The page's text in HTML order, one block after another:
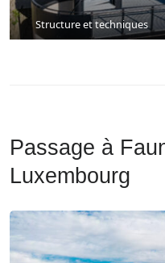
Structure et techniques
Passage à
Luxembourg